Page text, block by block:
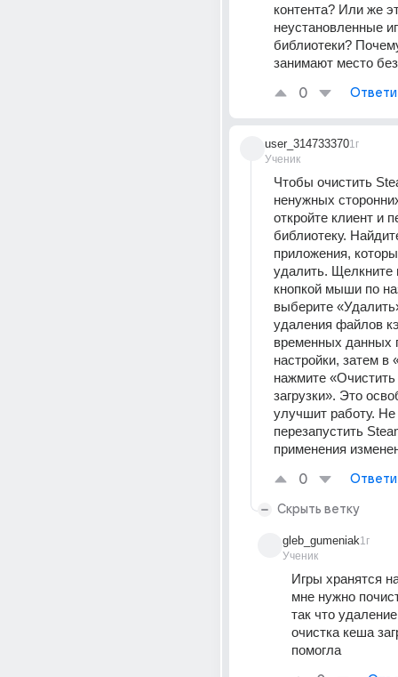
контента? Или же
неустановленные
библиотеки?
занимают место
0
user_314733370
Ученик
1г
Чтобы очистить
ненужных
откройте клиент и
библиотеку.
приложения,
удалить. Щелкните
кнопкой мыши по
выберите
удаления файлов
временных данных
настройки, затем в
нажмите
загрузки». Это
улучшит работу. Не
перезапустить
применения
0
Скрыть ветку
gleb_gumeniak
Ученик
1г
Игры хранятся
мне нужно
так что
очистка кеша
помогла